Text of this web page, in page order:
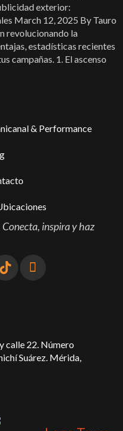
exterior:
March 12, 2025 By Tauro
revolucionando la
estadísticas recientes
campañas. 1. El ascenso
& Performance
inspira y haz
calle 22. Número
Suárez. Mérida,